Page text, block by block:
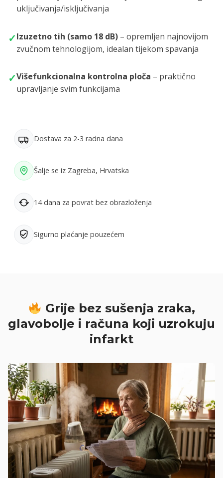
uključivanja/isključivanja
✓Izuzetno tih (samo 18 dB) – opremljen najnovijom
zvučnom tehnologijom, idealan tijekom spavanja
✓Višefunkcionalna kontrolna ploča – praktično
upravljanje svim funkcijama
Dostava za 2-3 radna dana
Šalje se iz Zagreba, Hrvatska
14 dana za povrat bez obrazloženja
Sigurno plaćanje pouzećem
Grije bez sušenja zraka,
glavobolje i računa koji uzrokuju
infarkt